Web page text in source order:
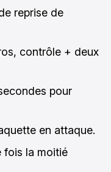
reprise de
contrôle + deux
pour
en attaque.
fois la moitié